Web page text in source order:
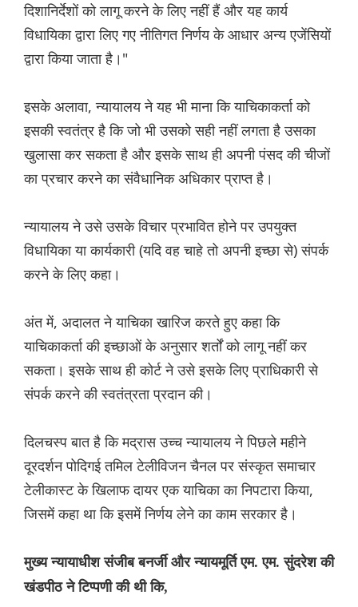
दिशानिर्देशों को लागू करने के लिए नहीं हैं और यह कार्य
विधायिका द्वारा लिए गए नीतिगत निर्णय के आधार अन्य एजेंसियों
द्वारा किया जाता है।"
इसके अलावा, न्यायालय ने यह भी माना कि याचिकाकर्ता को
इसकी स्वतंत्र है कि जो भी उसको सही नहीं लगता है उसका
खुलासा कर सकता है और इसके साथ ही अपनी पंसद की चीजों
का प्रचार करने का संवैधानिक अधिकार प्राप्त है।
न्यायालय ने उसे उसके विचार प्रभावित होने पर उपयुक्त
विधायिका या कार्यकारी (यदि वह चाहे तो अपनी इच्छा से) संपर्क
करने के लिए कहा।
अंत में, अदालत ने याचिका खारिज करते हुए कहा कि
याचिकाकर्ता की इच्छाओं के अनुसार शर्तों को लागू नहीं कर
सकता। इसके साथ ही कोर्ट ने उसे इसके लिए प्राधिकारी से
संपर्क करने की स्वतंत्रता प्रदान की।
दिलचस्प बात है कि मद्रास उच्च न्यायालय ने पिछले महीने
दूरदर्शन पोदिगई तमिल टेलीविजन चैनल पर संस्कृत समाचार
टेलीकास्ट के खिलाफ दायर एक याचिका का निपटारा किया,
जिसमें कहा था कि इसमें निर्णय लेने का काम सरकार है।
मुख्य न्यायाधीश संजीब बनर्जी और न्यायमूर्ति एम. एम. सुंदरेश की
खंडपीठ ने टिप्पणी की थी कि,